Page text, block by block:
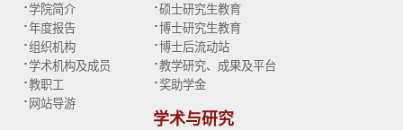
·学院简介
·年度报告
·组织机构
·学术机构及成员
·教职工
· 网站导游
·硕士研究生教育
·博士研究生教育
·博士后流动站
·教学研究、成果及平台
·奖助学金
学术与研究